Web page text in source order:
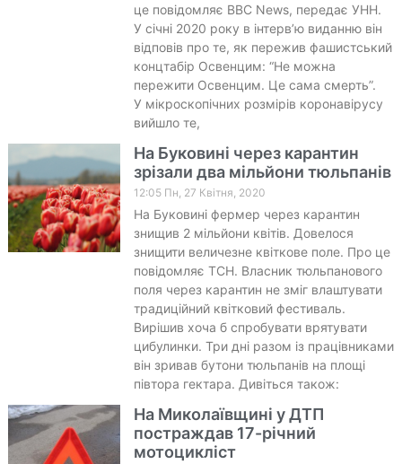
це повідомляє BBC News, передає УНН.
У січні 2020 року в інтерв’ю виданню він
відповів про те, як пережив фашистський
концтабір Освенцим: “Не можна
пережити Освенцим. Це сама смерть”.
У мікроскопічних розмірів коронавірусу
вийшло те,
На Буковині через карантин
зрізали два мільйони тюльпанів
12:05 Пн, 27 Квітня, 2020
На Буковині фермер через карантин
знищив 2 мільйони квітів. Довелося
знищити величезне квіткове поле. Про це
повідомляє ТСН. Власник тюльпанового
поля через карантин не зміг влаштувати
традиційний квітковий фестиваль.
Вирішив хоча б спробувати врятувати
цибулинки. Три дні разом із працівниками
він зривав бутони тюльпанів на площі
півтора гектара. Дивіться також:
На Миколаївщині у ДТП
постраждав 17-річний
мотоцикліст